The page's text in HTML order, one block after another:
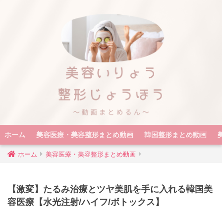
ホーム 美容医療・美容整形まとめ動画 韓国整形まとめ動画
ホーム 美容医療・美容整形まとめ動画
【激変】たるみ治療とツヤ美肌を手に入れる韓国美
容医療【水光注射/ハイフ/ボトックス】